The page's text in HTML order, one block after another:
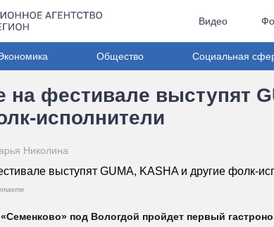
Видео
Общество Социальная
на фестивале выступят
исполнители
Николина
«Семенково» под Вологдой пройдет первый